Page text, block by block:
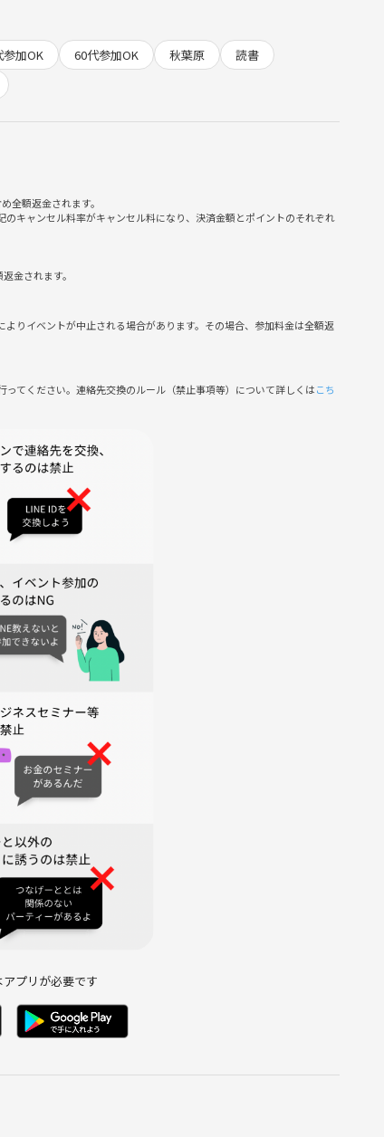
の禁止。
参加OK 60代参加OK 秋葉原
読書
全額返金されます。
キャンセル料率がキャンセル料になり、決済金額とポイントのそれぞれ
金されます。
りイベントが中止される場合があります。その場合、参加料金は全額返
てください。連絡先交換のルール（禁止事項等）について詳しくはこち
プリが必要です